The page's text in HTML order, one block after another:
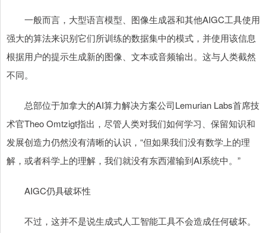
一般而言，大型语言模型、图像生成器和其他AIGC工具使用
强大的算法来识别它们所训练的数据集中的模式，并使用该信息
根据用户的提示生成新的图像、文本或音频输出。这与人类截然
不同。
总部位于加拿大的AI算力解决方案公司Lemurian Labs首席技
术官Theo Omtzigt指出，尽管人类对我们如何学习、保留知识和
发展创造力仍然没有清晰的认识，“但如果我们没有数学上的理
解，或者科学上的理解，我们就没有东西灌输到AI系统中。”
AIGC仍具破坏性
不过，这并不是说生成式人工智能工具不会造成任何破坏。